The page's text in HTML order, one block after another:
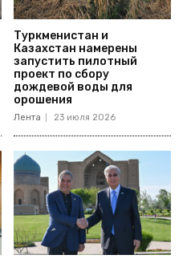
Туркменистан и
Казахстан намерены
запустить пилотный
проект по сбору
дождевой воды для
орошения
Лента 23 июля 2026